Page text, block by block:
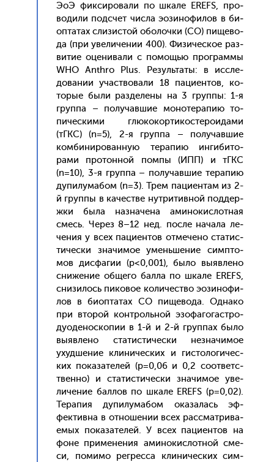
Э­оЭ фик­си­рова­ли по шка­ле EREFS, про­
води­ли под­счет чис­ла э­ози­нофи­лов в би­
оп­та­тах сли­зис­той обо­лоч­ки (СО) пи­щево­
да (при уве­личе­нии 400). Фи­зичес­кое раз­
ви­тие оце­нива­ли с по­мощью прог­раммы
WHO Anthro Plus. Ре­зуль­та­ты: в ис­сле­
дова­нии учас­тво­вали 18 па­ци­ен­тов, ко­
торые бы­ли раз­де­лены на 3 груп­пы: 1-я
груп­па – по­лучав­шие мо­ноте­рапию то­
пичес­ки­ми глю­кокор­ти­кос­те­ро­ида­ми
(тГКС) (n=5), 2-я груп­па – по­лучав­шие
ком­би­ниро­ван­ную те­рапию ин­ги­бито­
рами про­тон­ной пом­пы (ИПП) и тГКС
(n=10), 3-я груп­па – по­лучав­шие те­рапию
ду­пилу­мабом (n=3). Трем па­ци­ен­там из 2-
й груп­пы в ка­чес­тве нут­ри­тив­ной под­дер­
жки бы­ла наз­на­чена ами­нокис­лотная
смесь. Че­рез 8–12 нед. пос­ле на­чала ле­
чения у всех па­ци­ен­тов от­ме­чено ста­тис­
ти­чес­ки зна­чимое умень­ше­ние сим­пто­
мов дис­фа­гии (p<0,001), бы­ло вы­яв­ле­но
сни­жение об­ще­го бал­ла по шка­ле EREFS,
сни­зилось пи­ковое ко­личес­тво э­ози­нофи­
лов в би­оп­та­тах СО пи­щево­да. Од­на­ко
при вто­рой кон­троль­ной эзо­фаго­гас­тро­
ду­оде­нос­ко­пии в 1-й и 2-й груп­пах бы­ло
вы­яв­ле­но ста­тис­ти­чес­ки нез­на­чимое
ухуд­ше­ние кли­ничес­ких и гис­то­логи­чес­
ких по­каза­телей (p=0,06 и 0,2 со­от­ветс­
твен­но) и ста­тис­ти­чес­ки зна­чимое уве­
личе­ние бал­лов по шка­ле EREFS (p=0,02).
Те­рапия ду­пилу­мабом ока­залась эф­
фектив­на в от­но­шении всех рас­смат­ри­ва­
емых по­каза­телей. У всех па­ци­ен­тов на
фо­не при­мене­ния ами­нокис­лотной сме­
си, по­мимо рег­ресса кли­ничес­ких сим­